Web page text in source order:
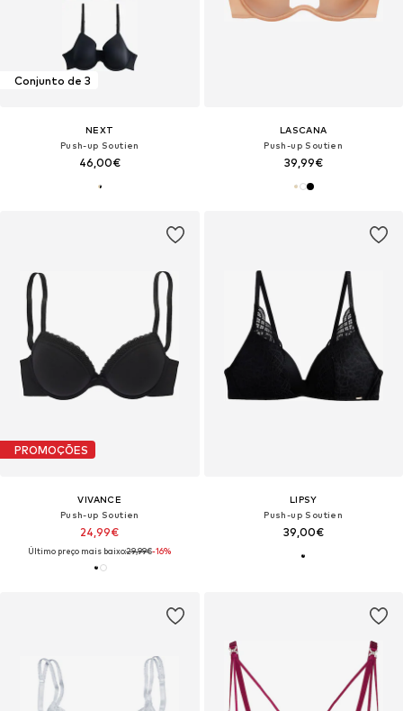
Conjunto de 3
NEXT
Push-up Soutien
46,00€
LASCANA
Push-up Soutien
39,99€
PROMOÇÕES
VIVANCE
Push-up Soutien
24,99€
Último preço mais baixo:29,99€-16%
LIPSY
Push-up Soutien
39,00€